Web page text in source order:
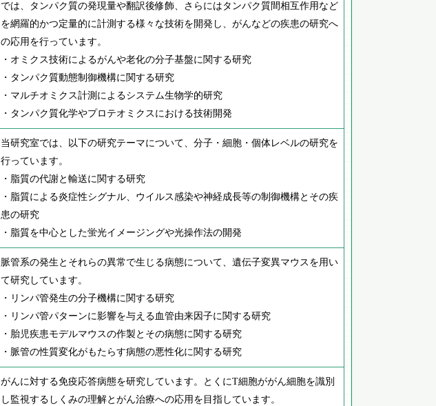
では、タンパク質の発現量や翻訳後修飾、さらにはタンパク質間相互作用など
を網羅的かつ定量的に計測する様々な技術を開発し、がんなどの疾患の研究へ
の応用を行っています。
・オミクス技術によるがんや老化の分子基盤に関する研究
・タンパク質動態制御機構に関する研究
・マルチオミクス計測によるシステム生物学的研究
・タンパク質化学やプロテオミクスにおける技術開発
当研究室では、以下の研究テーマについて、分子・細胞・個体レベルの研究を
行っています。
・脂質の代謝と輸送に関する研究
・脂質による炎症性シグナル、ウイルス感染や神経成長等の制御機構とその疾
患の研究
・脂質を中心とした蛍光イメージングや光操作法の開発
脈管系の発生とそれらの異常で生じる病態について、遺伝子変異マウスを用い
て研究しています。
・リンパ管発生の分子機構に関する研究
・リンパ管パターンに影響を与える血管由来因子に関する研究
・胎児疾患モデルマウスの作製とその病態に関する研究
・脈管の性質変化がもたらす病態の悪性化に関する研究
がんに対する免疫応答病態を研究しています。とくにT細胞ががん細胞を識別
し監視するしくみの理解とがん治療への応用を目指しています。